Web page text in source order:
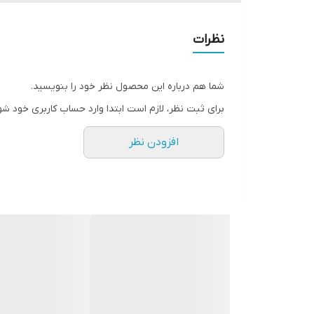
نظرات
شما هم درباره این محصول نظر خود را بنویسید.
برای ثبت نظر، لازم است ابتدا وارد حساب کاربری خود
افزودن نظر